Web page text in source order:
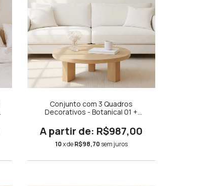
Conjunto com 3 Quadros
Decorativos - Botanical 01 +
R$987,00
10x deR$98,70 sem juros